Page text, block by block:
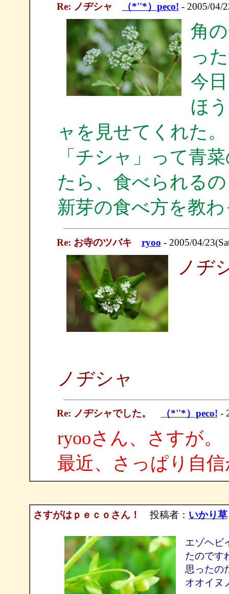
Re: ノヂシャ （*''*）peco! - 2005/04/
角
っ
今
ほ
ャを見せてくれた。
「チシャ」って青
たら、食べられる
新芽の食べ方を教
Re: お寺のツバキ ryoo - 2005/04/
ノヂ
ノヂシャ
Re: ノヂシャでした。 （*''*）peco! -
ryooさん、さすが。
最近、さっぱり自
さすがはｐｅｃｏさん！ 投稿者： いかり草
エゾヘビ
たのです
思ったの
オオイヌ